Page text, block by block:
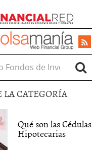
LA CATEGORÍA
Qué son las Cédulas
Hipotecarias